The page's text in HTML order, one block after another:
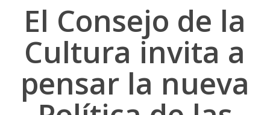
El Consejo de la
Cultura invita a
pensar la nueva